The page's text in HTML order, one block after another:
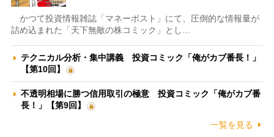
かつて投資情報雑誌「マネーポスト」にて、圧倒的な情報量が
詰め込まれた「天下無敵の株コミック」とし…
テクニカル分析・集中講義 投資コミック「俺がカブ番長！」
【第10回】
不透明相場に勝つ信用取引の極意 投資コミック「俺がカブ番
長！」【第9回】
一覧を見る